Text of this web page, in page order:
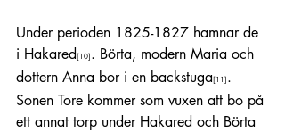
Under perioden 1825-1827 hamnar de
i Hakared [10] . Börta, modern Maria och
dottern Anna bor i en backstuga[11] .
Sonen Tore kommer som vuxen att bo på
ett annat torp under Hakared och Börta